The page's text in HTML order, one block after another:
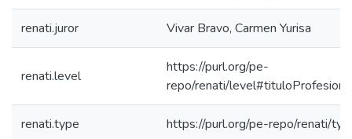
renati.juror Vivar Bravo, Carmen Yurisa
renati.level
https://purl.org/pe-
repo/renati/
renati.type https://purl.org/pe-repo/renati/